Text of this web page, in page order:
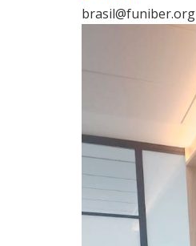
brasil@funiber.org